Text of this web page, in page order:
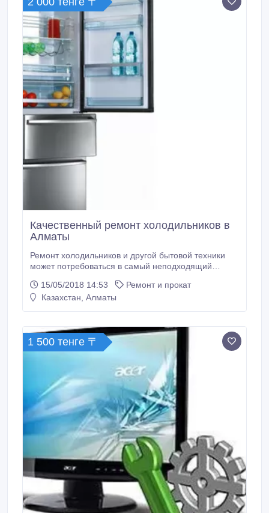
Качественный ремонт холодильников в
Алматы
Ремонт холодильников и другой бытовой техники
может потребоваться в самый неподходящий
срочный ремонт холодильников с выездом в
Алматы и за ее пределы. И это очень удобно, ведь
15/05/2018 14:53
Ремонт и прокат
Казахстан, Алматы
1 500 тенге 〒